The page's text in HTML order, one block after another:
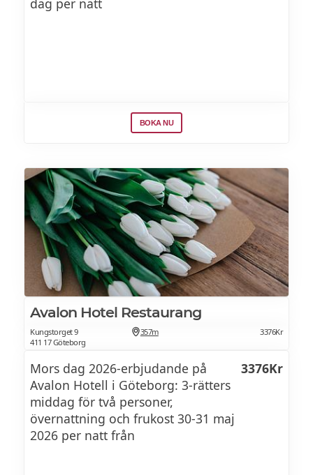
Mättliga italienska köttbullar
Rökt bacon
FRÅN LUCKA
Äggsmörgåsar
Ägg Benedict
Ägg Royale
Ägg Florentine
Archie’s Cheeseburger eller
Beyond Burger med vegansk ost
Nygrillad i ett briochebröd med
dag per natt
BOKA NU
Avalon Hotel Restaurang
Kungstorget 9
411 17 Göteborg
357m 3376Kr
Mors dag 2026-erbjudande på
Avalon Hotell i Göteborg: 3-rätters
middag för två personer,
övernattning och frukost 30-31 maj
2026 per natt från
3376Kr